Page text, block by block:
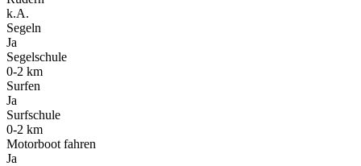
k.A.
Segeln
Ja
Segelschule
0-2 km
Surfen
Ja
Surfschule
0-2 km
Motorboot fahren
Ja